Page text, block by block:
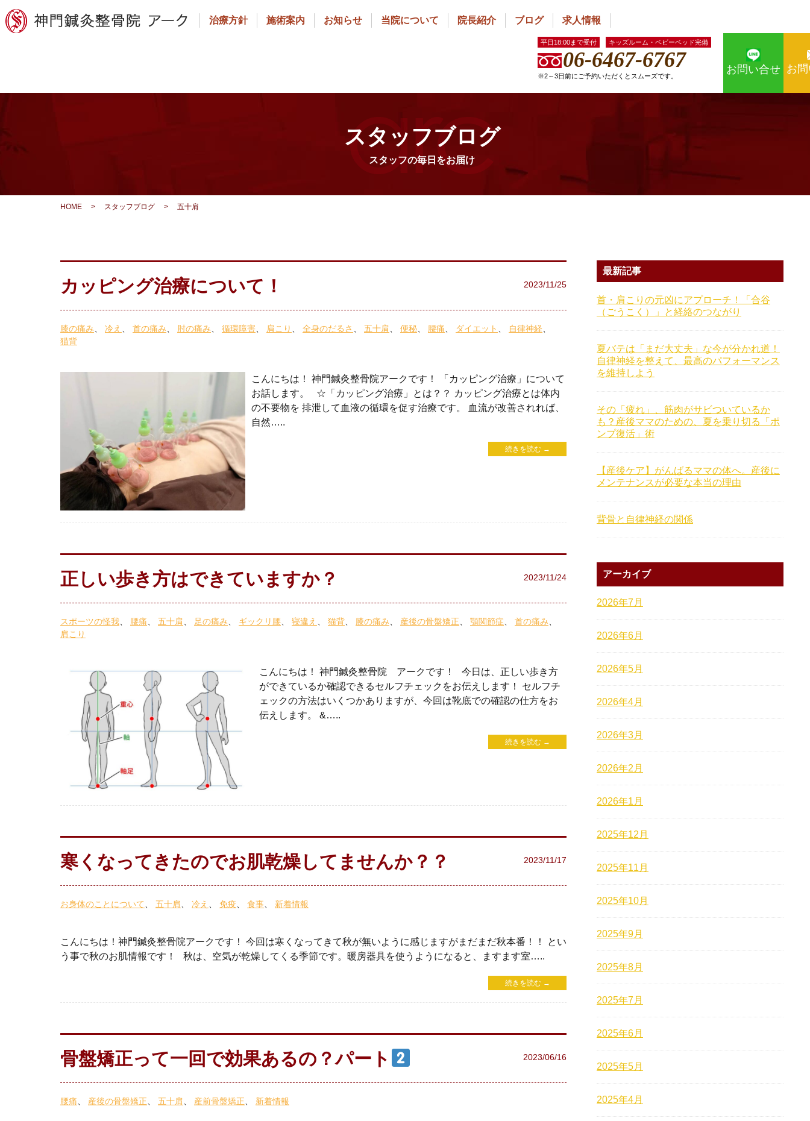
治療方針 施術案内 お知らせ 当院について 院長紹介 ブログ 求人情報
お
お問い合せ
平日18:00まで受付 キッズルーム・ベビーベッド完備
06-6467-6767
※2～3日前にご予約いただくとスムーズです。
スタッフブログ
スタッフの毎日をお届け
HOME > スタッフブログ > 五十肩
カッピング治療について！ 2023/11/25
膝の痛み 冷え 首の痛み 肘の痛み 循環障害 肩こり 全身のだるさ 五十肩 便秘 腰痛 ダイエット
自律神経
猫背
こんにちは！ 神門鍼灸整骨院アークです！ 「カッピング治療」について
お話します。 ☆「カッピング治療」とは？？ カッピング治療とは体内
の不要物を 排泄して血液の循環を促す治療です。 血流が改善されれば、
自然…..
続きを読む →
正しい歩き方はできていますか？ 2023/11/24
スポーツの怪我 腰痛 五十肩 足の痛み ギックリ腰 寝違え 猫背 膝の痛み 産後の骨盤矯正 顎関節症
首の痛み
肩こり
こんにちは！ 神門鍼灸整骨院 アークです！ 今日は、正しい歩き方
ができているか確認できるセルフチェックをお伝えします！ セルフチ
ェックの方法はいくつかありますが、今回は靴底での確認の仕方をお
伝えします。 &…..
続きを読む →
寒くなってきたのでお肌乾燥してませんか？？ 2023/11/17
お身体のことについて 五十肩 冷え 免疫 食事 新着情報
こんにちは！神門鍼灸整骨院アークです！ 今回は寒くなってきて秋が無いように感じますがまだまだ秋本番！！ とい
う事で秋のお肌情報です！ 秋は、空気が乾燥してくる季節です。暖房器具を使うようになると、ますます室…..
続きを読む →
骨盤矯正って一回で効果あるの？パート 2023/06/16
腰痛 産後の骨盤矯正 五十肩 産前骨盤矯正 新着情報
最新記事
首・肩こりの元凶にアプローチ！「合谷
（ごうこく）」と経絡のつながり
夏バテは「まだ大丈夫」な今が分かれ道！
自律神経を整えて、最高のパフォーマンス
を維持しよう
その「疲れ」、筋肉がサビついているか
も？産後ママのための、夏を乗り切る「ポ
ンプ復活」術
【産後ケア】がんばるママの体へ。産後に
メンテナンスが必要な本当の理由
背骨と自律神経の関係
アーカイブ
2026年7月
2026年6月
2026年5月
2026年4月
2026年3月
2026年2月
2026年1月
2025年12月
2025年11月
2025年10月
2025年9月
2025年8月
2025年7月
2025年6月
2025年5月
2025年4月